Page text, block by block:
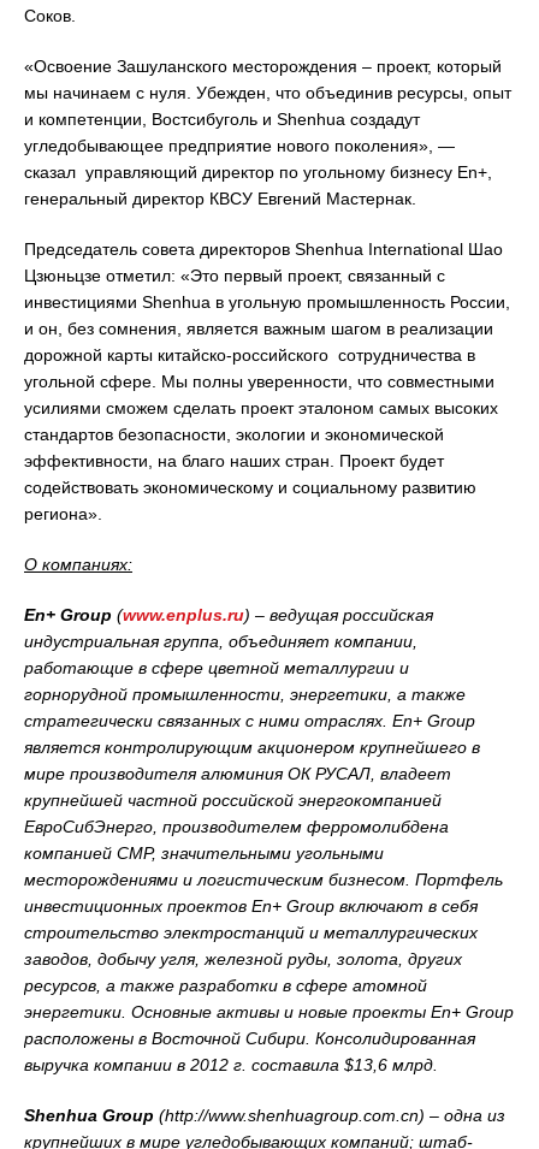
Соков.
«Освоение Зашуланского месторождения – проект, который
мы начинаем с нуля. Убежден, что объединив ресурсы, опыт
и компетенции, Востсибуголь и Shenhua создадут
угледобывающее предприятие нового поколения», —
сказал управляющий директор по угольному бизнесу En+,
генеральный директор КВСУ Евгений Мастернак.
Председатель совета директоров Shenhua International Шао
Цзюньцзе отметил: «Это первый проект, связанный с
инвестициями Shenhua в угольную промышленность России,
и он, без сомнения, является важным шагом в реализации
дорожной карты китайско-российского сотрудничества в
угольной сфере. Мы полны уверенности, что совместными
усилиями сможем сделать проект эталоном самых высоких
стандартов безопасности, экологии и экономической
эффективности, на благо наших стран. Проект будет
содействовать экономическому и социальному развитию
региона».
О компаниях:
En+ Group (www.enplus.ru) – ведущая российская
индустриальная группа, объединяет компании,
работающие в сфере цветной металлургии и
горнорудной промышленности, энергетики, а также
стратегически связанных с ними отраслях. En+ Group
является контролирующим акционером крупнейшего в
мире производителя алюминия ОК РУСАЛ, владеет
крупнейшей частной российской энергокомпанией
ЕвроСибЭнерго, производителем ферромолибдена
компанией СМР, значительными угольными
месторождениями и логистическим бизнесом. Портфель
инвестиционных проектов En+ Group включают в себя
строительство электростанций и металлургических
заводов, добычу угля, железной руды, золота, других
ресурсов, а также разработки в сфере атомной
энергетики. Основные активы и новые проекты En+ Group
расположены в Восточной Сибири. Консолидированная
выручка компании в 2012 г. составила $13,6 млрд.
Shenhua Group (http://www.shenhuagroup. com. cn) – одна из
крупнейших в мире угледобывающих компаний; штаб-